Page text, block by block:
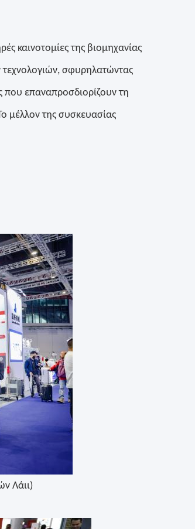
καινοτομίες της βιομηχανίας
τεχνολογιών, σφυρηλατώντας
που επαναπροσδιορίζουν τη
μέλλον της συσκευασίας
Λάιι)